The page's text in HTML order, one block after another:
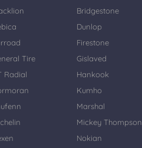
Bridgestone
Dunlop
Firestone
Tire
Gislaved
Radial
Hankook
Kumho
Marshal
Mickey Thompson
Nokian